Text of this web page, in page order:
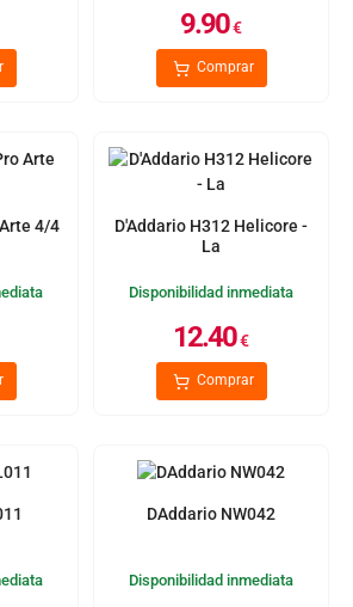
9.90€
Comprar
4/4
D'Addario H312 Helicore -
La
Disponibilidad inmediata
12.40€
Comprar
DAddario NW042
Disponibilidad inmediata